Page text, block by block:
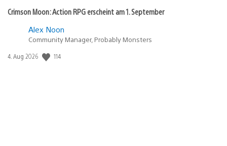
Crimson Moon: Action RPG erscheint am 1. September
Alex Noon
Community Manager, Probably Monsters
Veröffentlichungsdatum:
4. Aug 2026 114